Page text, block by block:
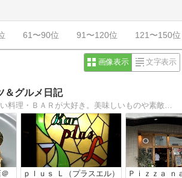
61〜90位 91〜120位 121〜150位
画像表示 文字表示
＆グルメ日記
ｐｌｕｓ Ｌ（プラスエル）
Ｐｉｚｚａ ｎ